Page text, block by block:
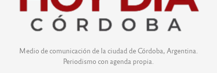
Medio de comunicación de la ciudad de Córdoba, Argentina.
Periodismo con agenda propia.